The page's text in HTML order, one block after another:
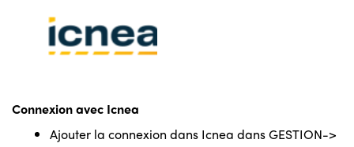
Connexion avec Icnea
Ajouter la connexion dans Icnea dans GESTION->